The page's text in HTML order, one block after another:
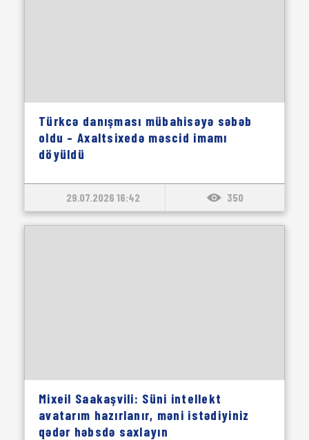
Türkcə danışması mübahisəyə səbəb
oldu – Axaltsixedə məscid imamı
döyüldü
29.07.2026 16:42 350
Mixeil Saakaşvili: Süni intellekt
avatarım hazırlanır, məni istədiyiniz
qədər həbsdə saxlayın